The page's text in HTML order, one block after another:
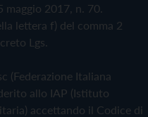
2017, n. 70.
lettera f) del comma 2
Lgs.
(Federazione Italiana
allo IAP (Istituto
accettando il Codice di